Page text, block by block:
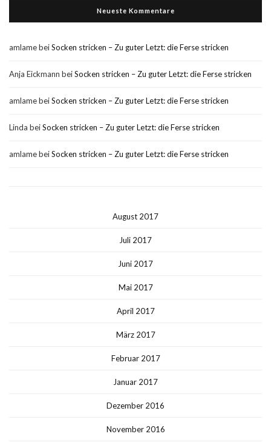
Neueste Kommentare
amlamebeiSocken stricken – Zu guter Letzt: die Ferse stricken
Anja Eickmann beiSocken stricken – Zu guter Letzt: die Ferse stricken
amlamebeiSocken stricken – Zu guter Letzt: die Ferse stricken
Linda beiSocken stricken – Zu guter Letzt: die Ferse stricken
amlamebeiSocken stricken – Zu guter Letzt: die Ferse stricken
August 2017
Juli 2017
Juni 2017
Mai 2017
April 2017
März 2017
Februar 2017
Januar 2017
Dezember 2016
November 2016